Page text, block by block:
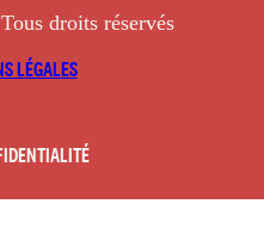
droits réservés
LÉGALES